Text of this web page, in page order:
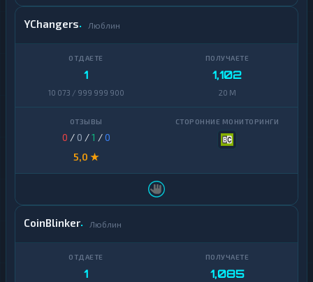
YChangers Люблин
1
10 073 / 999 999 900
1,102
20 M
0 / 0 /1 /0
5,0 ★
CoinBlinker Люблин
1 1,085